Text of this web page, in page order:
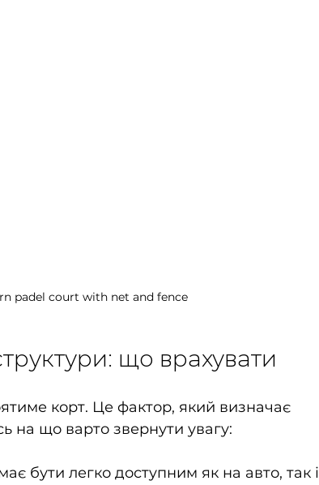
padel court with net and fence
що врахувати
корт. Це фактор, який визначає
на що варто звернути увагу:
бути легко доступним як на авто, так і